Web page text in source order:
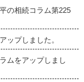
の相続コラム第225
ップしました。
ムをアップしまし